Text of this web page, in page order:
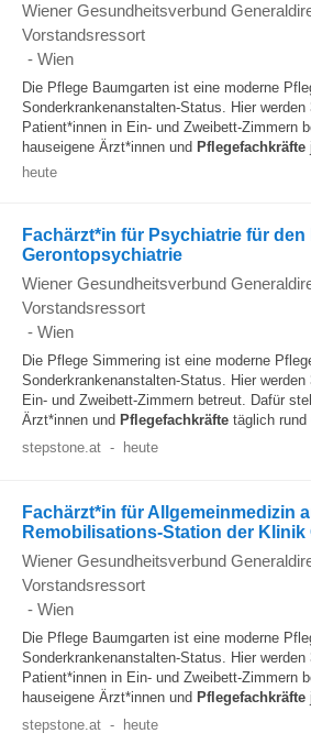
Wiener Gesundheitsverbund
Vorstandsressort
- Wien
Die Pflege Baumgarten ist eine moderne
Sonderkrankenanstalten-Status. Hier werden
Patient*innen in Ein- und Zweibett-Zimmern
hauseigene Ärzt*innen und Pflegefachkräfte
heute
Fachärzt*in für Psychiatrie für
Gerontopsychiatrie
Wiener Gesundheitsverbund
Vorstandsressort
- Wien
Die Pflege Simmering ist eine moderne
Sonderkrankenanstalten-Status. Hier werden
Ein- und Zweibett-Zimmern betreut. Dafür
Ärzt*innen und Pflegefachkräfte täglich rund
stepstone.at - heute
Fachärzt*in für Allgemeinmedizin
Remobilisations-Station der Klinik
Wiener Gesundheitsverbund
Vorstandsressort
- Wien
Die Pflege Baumgarten ist eine moderne
Sonderkrankenanstalten-Status. Hier werden
Patient*innen in Ein- und Zweibett-Zimmern
hauseigene Ärzt*innen und Pflegefachkräfte
stepstone.at - heute